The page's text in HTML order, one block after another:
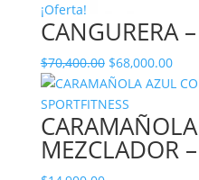
¡Oferta!
CANGURERA
$70,400.00 El
precio
original
era:
$70,400.00.
$68,000.00El
es:
MEZCLADOR